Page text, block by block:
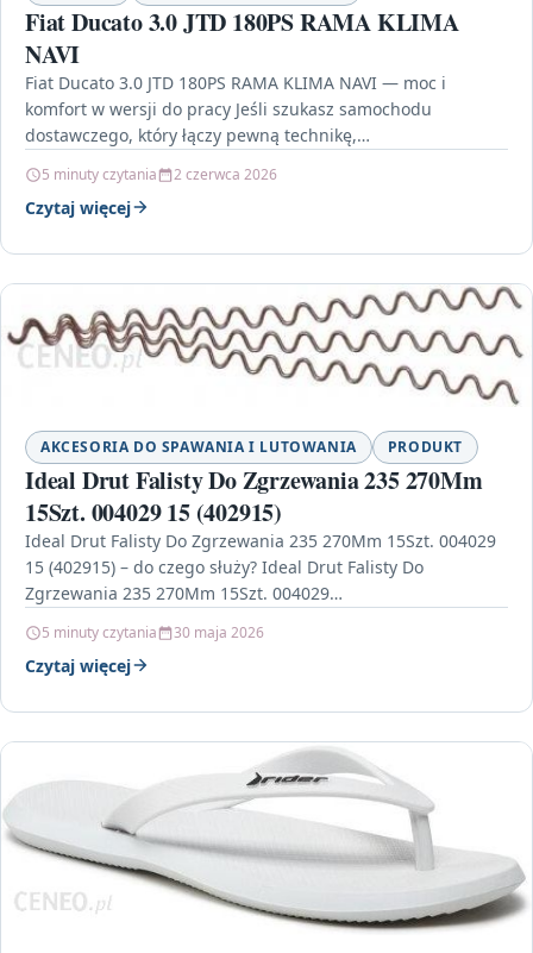
Fiat Ducato 3.0 JTD 180PS RAMA KLIMA
NAVI
Fiat Ducato 3.0 JTD 180PS RAMA KLIMA NAVI — moc i
komfort w wersji do pracy Jeśli szukasz samochodu
dostawczego, który łączy pewną technikę,…
5 minuty czytania 2 czerwca 2026
Czytaj więcej
AKCESORIA DO SPAWANIA I LUTOWANIA PRODUKT
Ideal Drut Falisty Do Zgrzewania 235 270Mm
15Szt. 004029 15 (402915)
Ideal Drut Falisty Do Zgrzewania 235 270Mm 15Szt. 004029
15 (402915) – do czego służy? Ideal Drut Falisty Do
Zgrzewania 235 270Mm 15Szt. 004029…
5 minuty czytania 30 maja 2026
Czytaj więcej